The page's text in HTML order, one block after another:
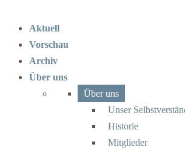
Aktuell
Vorschau
Archiv
Über uns
Über uns
Unser
Historie
Mitglieder